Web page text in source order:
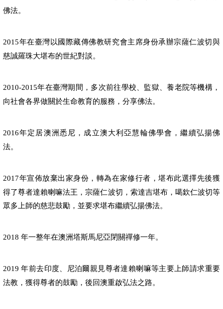
佛法。
2015年在臺灣以國際藏傳佛教研究會主席身份承辦宗薩仁波切與
慈誠羅珠大堪布的世紀對談。
2010-2015年在臺灣期間，多次前往學校、監獄、養老院等機構，
向社會各界做關於生命教育的服務，分享佛法。
2016年定居澳洲悉尼，成立澳大利亞慧輪佛學會，繼續弘揚佛
法。
2017年宣佈放棄出家身份，轉為在家修行者，堪布此選擇先後獲
得了尊者達賴喇嘛法王，宗薩仁波切，索達吉堪布，噶欽仁波切等
眾多上師的慈悲鼓勵，並要求堪布繼續弘揚佛法。
2018 年一整年在澳洲塔斯馬尼亞閉關禪修一年。
2019年前去印度、尼泊爾親見尊者達賴喇嘛等主要上師請求重要
法教，獲得尊者的鼓勵，後回澳重啟弘法之路。